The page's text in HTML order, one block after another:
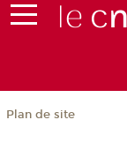
Plan de site